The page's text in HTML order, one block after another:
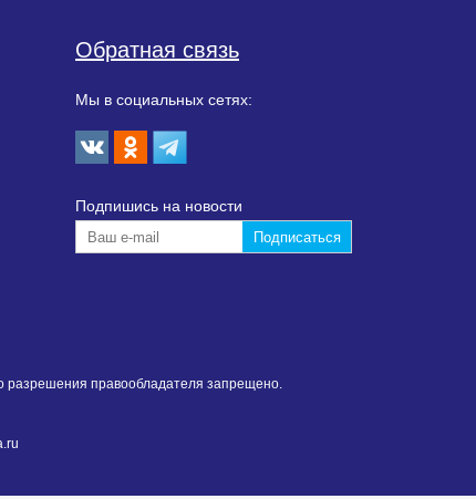
Обратная связь
Мы в социальных сетях:
Подпишиcь на новости
разрешения правообладателя запрещено.